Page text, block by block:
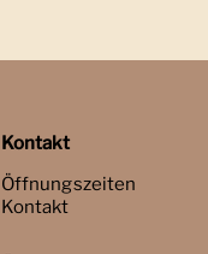
Kontakt
Öffnungszeiten
Kontakt